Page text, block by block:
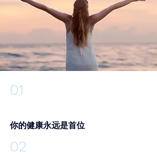
01
你的健康永远是首位
02